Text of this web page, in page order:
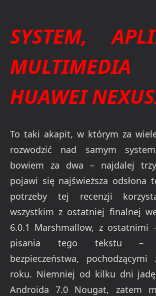
SYSTEM,
HUAWEI
To taki akapit, w którym za
rozwodzić nad samym
bowiem za dwa – najdalej
pojawi się najświeższa odsłona
potrzeby tej recenzji
wszystkim z ostatniej finalnej
6.0.1 Marshmallow, z ostatnimi
pisania tego tekstu –
bezpieczeństwa,
roku. Niemniej od kilku dni
Androida 7.0 Nougat, zatem